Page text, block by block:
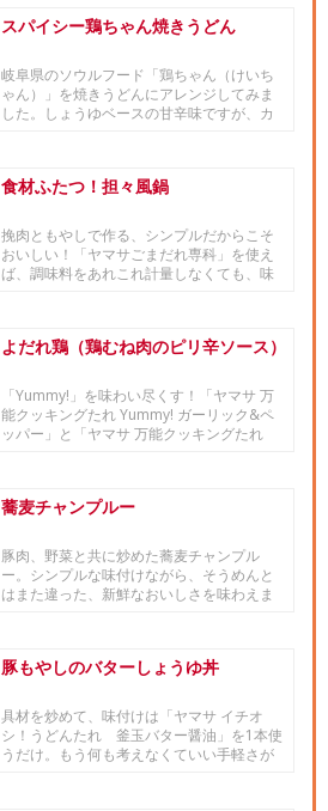
スパイシー鶏ちゃん焼きうどん
岐阜県のソウルフード「鶏ちゃん（けいち
ゃん）」を焼きうどんにアレンジしてみま
した。しょうゆベースの甘辛味ですが、カ
食材ふたつ！担々風鍋
挽肉ともやしで作る、シンプルだからこそ
おいしい！「ヤマサごまだれ専科」を使え
ば、調味料をあれこれ計量しなくても、味
よだれ鶏（鶏むね肉のピリ辛ソース）
「Yummy!」を味わい尽くす！「ヤマサ 万
能クッキングたれ Yummy! ガーリック&ペ
ッパー」と「ヤマサ 万能クッキングたれ
蕎麦チャンプルー
豚肉、野菜と共に炒めた蕎麦チャンプル
ー。シンプルな味付けながら、そうめんと
はまた違った、新鮮なおいしさを味わえま
豚もやしのバターしょうゆ丼
具材を炒めて、味付けは「ヤマサ イチオ
シ！うどんたれ 釜玉バター醤油」を1本使
うだけ。もう何も考えなくていい手軽さが